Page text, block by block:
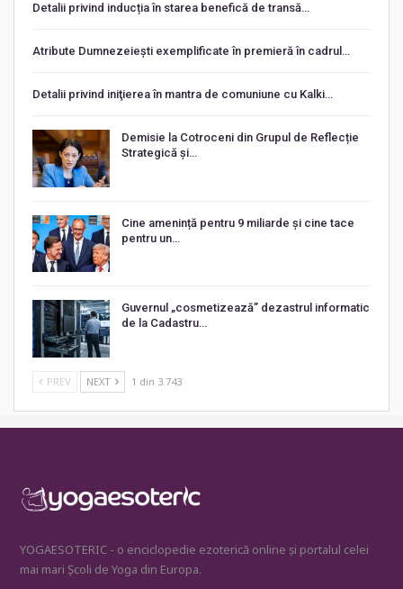
Detalii privind inducția în starea benefică de transă…
Atribute Dumnezeiești exemplificate în premieră în cadrul…
Detalii privind iniţierea în mantra de comuniune cu Kalki…
Demisie la Cotroceni din Grupul de Reflecție
Strategică și…
Cine amenință pentru 9 miliarde și cine tace
pentru un…
Guvernul „cosmetizează” dezastrul informatic
de la Cadastru…
PREV NEXT 1 din 3.743
YOGAESOTERIC - o enciclopedie ezoterică online și portalul celei
mai mari Școli de Yoga din Europa.